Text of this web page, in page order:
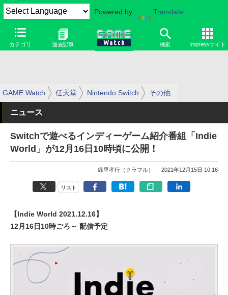
Powered by Translate
カテゴリ 過去記事 検索 Impressサイト
GAME Watch 任天堂 Nintendo Switch その他
ニュース
Switchで遊べるインディーゲーム紹介番組「Indie
World」が12月16日10時頃に公開！
緑里孝行（クラフル） 2021年12月15日 10:16
リスト
【Indie World 2021.12.16】
12月16日10時ごろ～ 配信予定